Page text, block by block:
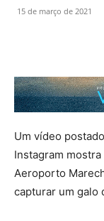
15 de março de 2021
Um vídeo
Instagram
Aeroporto
capturar um galo